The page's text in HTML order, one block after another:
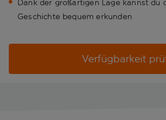
Dank der großartigen Lage kannst du
Geschichte bequem erkunden
Verfügbarkeit